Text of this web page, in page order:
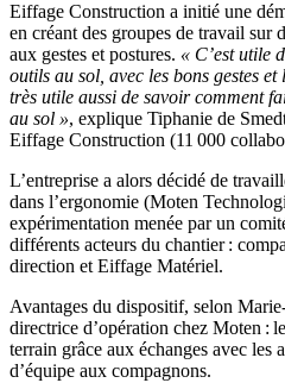
Eiffage Construction a initié une
en créant des groupes de travail sur
aux gestes et postures. « C’est utile
outils au sol, avec les bons gestes et
très utile aussi de savoir comment
au sol », explique Tiphanie de
Eiffage Construction (11 000
L’entreprise a alors décidé de
dans l’ergonomie (Moten
expérimentation menée par un
différents acteurs du chantier :
direction et Eiffage Matériel.
Avantages du dispositif, selon
directrice d’opération chez Moten :
terrain grâce aux échanges avec les
d’équipe aux compagnons.